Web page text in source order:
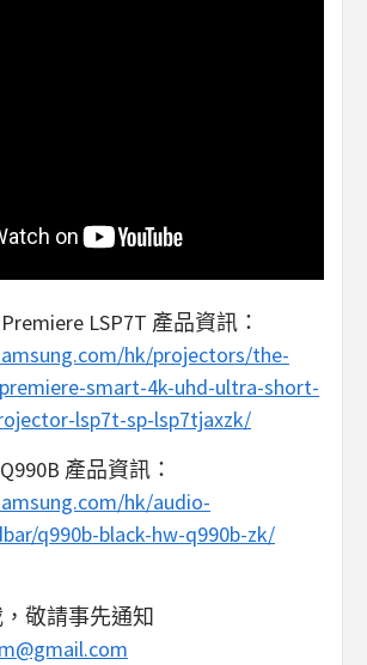
LSP7T 產品資訊：
hk/projectors/the-
smart-4k-uhd-ultra-short-
lsp7t-sp-lsp7tjaxzk/
產品資訊：
hk/audio-
q990b-black-hw-q990b-zk/
敬請事先通知